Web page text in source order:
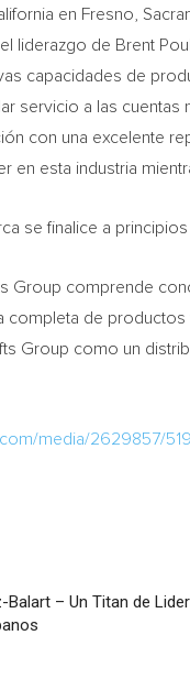
en Fresno
liderazgo de Brent
capacidades de
servicio a las cuentas
con una excelente
esta industria
se finalice a
Group comprende
completa de
Group como un
media/2629857/
Balart – Un Titan de